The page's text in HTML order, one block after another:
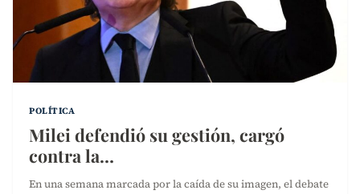
POLÍTICA
Milei defendió su gestión, cargó
contra la…
En una semana marcada por la caída de su imagen, el debate